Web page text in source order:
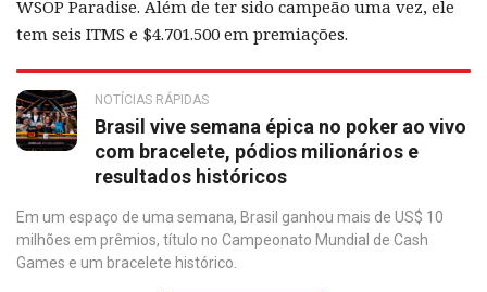
WSOP Paradise. Além de ter sido campeão uma vez, ele
tem seis ITMS e $4.701.500 em premiações.
NOTÍCIAS RÁPIDAS
Brasil vive semana épica no poker ao vivo
com bracelete, pódios milionários e
resultados históricos
Em um espaço de uma semana, Brasil ganhou mais de US$ 10
milhões em prêmios, título no Campeonato Mundial de Cash
Games e um bracelete histórico.